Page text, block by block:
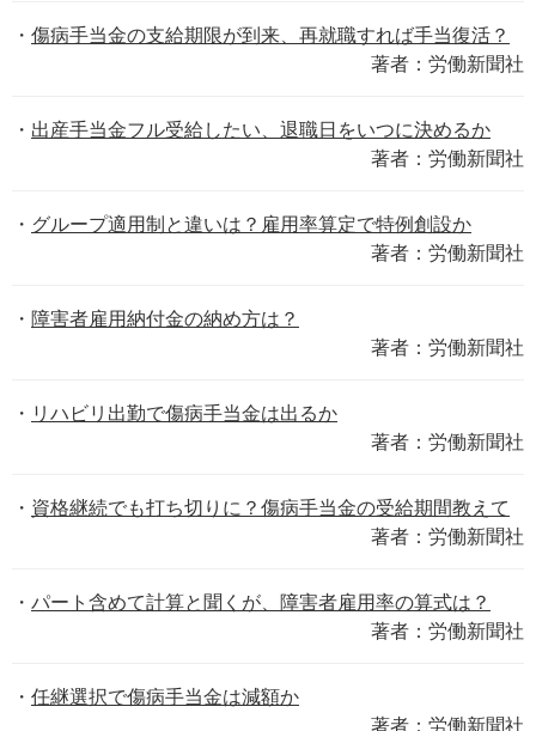
傷病手当金の支給期限が到来、再就職すれば手当復活？
著者：労働新聞社
出産手当金フル受給したい、退職日をいつに決めるか
著者：労働新聞社
グループ適用制と違いは？雇用率算定で特例創設か
著者：労働新聞社
障害者雇用納付金の納め方は？
著者：労働新聞社
リハビリ出勤で傷病手当金は出るか
著者：労働新聞社
資格継続でも打ち切りに？傷病手当金の受給期間教えて
著者：労働新聞社
パート含めて計算と聞くが、障害者雇用率の算式は？
著者：労働新聞社
任継選択で傷病手当金は減額か
著者：労働新聞社